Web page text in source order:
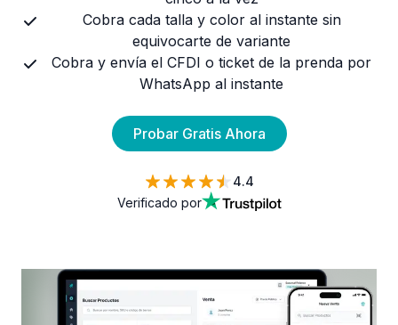
Cobra cada talla y color al instante sin
equivocarte de variante
Cobra y envía el CFDI o ticket de la prenda por
WhatsApp al instante
Probar Gratis Ahora
4.4
Verificado por